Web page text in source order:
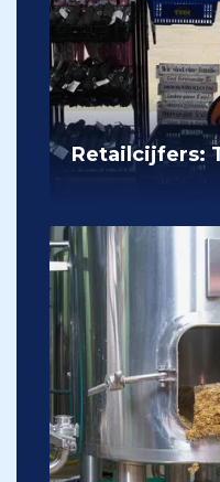
Retailcijfers: